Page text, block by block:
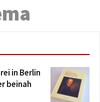
in Berlin
beinah